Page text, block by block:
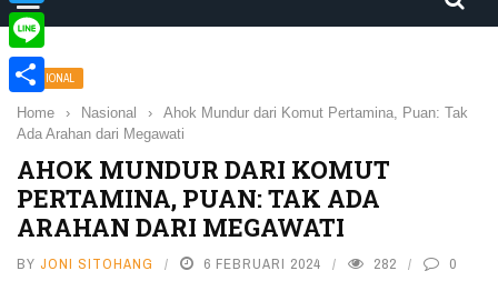
NASIONAL
Home › Nasional ›
Ahok Mundur dari Komut Pertamina, Puan: Tak
Ada Arahan dari Megawati
AHOK MUNDUR DARI KOMUT
PERTAMINA, PUAN: TAK ADA
ARAHAN DARI MEGAWATI
BY JONI SITOHANG 6 FEBRUARI 2024 282 0
Twitter
Line
Share